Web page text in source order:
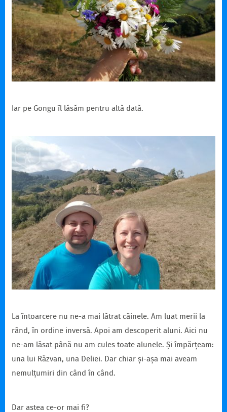
Iar pe Gongu îl lăsăm pentru altă dată.
La întoarcere nu ne-a mai lătrat câinele. Am luat merii la
rând, în ordine inversă. Apoi am descoperit aluni. Aici nu
ne-am lăsat până nu am cules toate alunele. Și împărțeam:
una lui Răzvan, una Deliei. Dar chiar și-așa mai aveam
nemulțumiri din când în când.
Dar astea ce-or mai fi?